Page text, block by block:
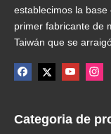
establecimos la
primer fabricante de
Taiwán que se
Categoria de